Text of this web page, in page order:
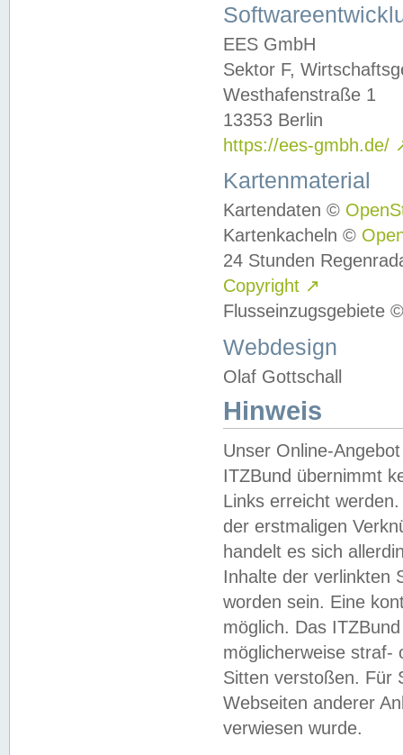
EES GmbH
Sektor F,
Westhafenstraße 1
13353 Berlin
https://ees-gmbh.de/
Kartenmaterial
Kartendaten ©
Kartenkacheln ©
24 Stunden
Copyright ↗
Flusseinzugsgebiete
Webdesign
Olaf Gottschall
Hinweis
Unser Online-
ITZBund übernimmt
Links erreicht
der erstmaligen
handelt es sich
Inhalte der verlinkten
worden sein. Eine
möglich. Das
möglicherweise straf-
Sitten verstoßen. Für
Webseiten anderer
verwiesen wurde.